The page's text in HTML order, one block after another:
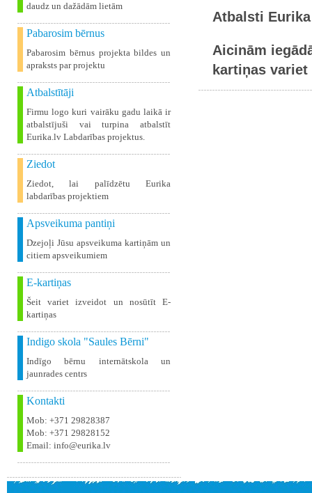
daudz un dažādām lietām
Pabarosim bērnus
Pabarosim bērnus projekta bildes un
apraksts par projektu
Atbalstītāji
Firmu logo kuri vairāku gadu laikā ir
atbalstījuši vai turpina atbalstīt
Eurika.lv Labdarības projektus.
Ziedot
Ziedot, lai palīdzētu Eurika
labdarības projektiem
Apsveikuma pantiņi
Dzejoļi Jūsu apsveikuma kartiņām un
citiem apsveikumiem
E-kartiņas
Šeit variet izveidot un nosūtīt E-
kartiņas
Indigo skola "Saules Bērni"
Indīgo bērnu internātskola un
jaunrades centrs
Kontakti
Mob: +371 29828387
Mob: +371 29828152
Email: info@eurika.lv
Atbalsti
Aicinām
kartiņas variet